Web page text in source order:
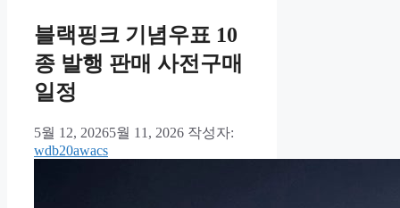
블랙핑크 기념우표 10
종 발행 판매 사전구매
일정
5월 12, 20265월 11, 2026 작성자:
wdb20awacs